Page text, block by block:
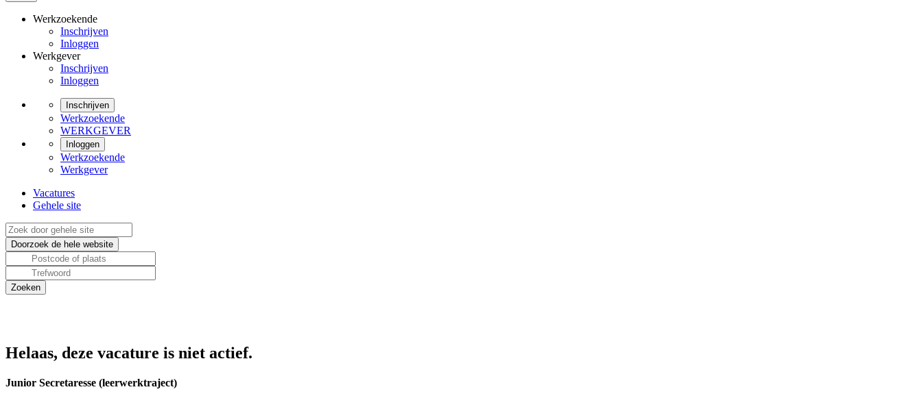
Werkzoekende
Inschrijven
Inloggen
Werkgever
Inschrijven
Inloggen
Inschrijven
Werkzoekende
WERKGEVER
Inloggen
Werkzoekende
Werkgever
Vacatures
Gehele site
Helaas, deze vacature is niet actief.
Junior Secretaresse (leerwerktraject)